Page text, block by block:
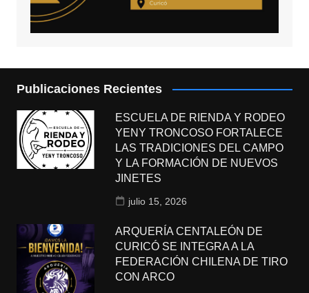
Publicaciones Recientes
ESCUELA DE RIENDA Y RODEO
YENY TRONCOSO FORTALECE
LAS TRADICIONES DEL CAMPO
Y LA FORMACIÓN DE NUEVOS
JINETES
julio 15, 2026
ARQUERÍA CENTALEÓN DE
CURICÓ SE INTEGRA A LA
FEDERACIÓN CHILENA DE TIRO
CON ARCO